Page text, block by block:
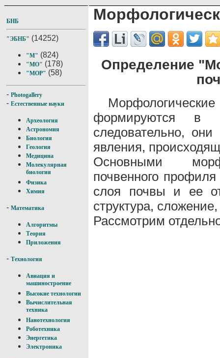
БНБ
"ЭБНБ" (14252)
"М" (824)
"МО" (178)
"МОР" (58)
- Photogallery
- Естественные науки
Археология
Астрономия
Биология
Геология
Медицина
Молекулярная
биология
Физика
Химия
- Математика
Алгоритмы
Теория
Приложения
- Технология
Авиация и
машиностроение
Высокие технологии
Вычислительная
техника
Нанотехнология
Роботехника
Энергетика
Электроника
Определение
формируются в
следовательно,
явления,
Основными
почвенного
слоя почвы и ее
структура,
Рассмотрим